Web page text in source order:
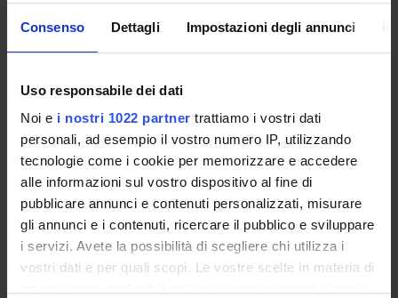
Consenso Dettagli Impostazioni degli annunci
Uso responsabile dei dati
Noi e i nostri 1022 partner trattiamo i vostri dati
personali, ad esempio il vostro numero IP, utilizzando
tecnologie come i cookie per memorizzare e accedere
alle informazioni sul vostro dispositivo al fine di
pubblicare annunci e contenuti personalizzati, misurare
gli annunci e i contenuti, ricercare il pubblico e sviluppare
i servizi. Avete la possibilità di scegliere chi utilizza i
vostri dati e per quali scopi. Le vostre scelte in materia di
ORGANIZZAZIONE
GOVERNANCE
COMMISSIONI
UFFICI E STRUTTURE DI SERVIZIO